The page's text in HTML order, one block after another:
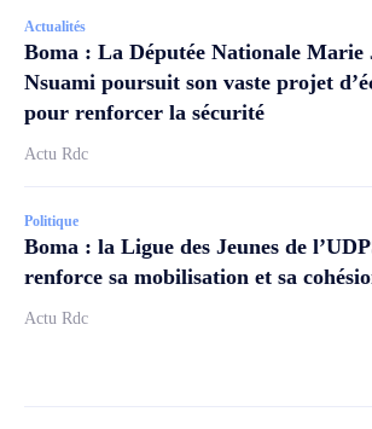
Actualités
Boma : La Députée Nationale Marie
Nsuami poursuit son vaste projet
pour renforcer la sécurité
Actu Rdc
Politique
Boma : la Ligue des Jeunes de
renforce sa mobilisation et sa
Actu Rdc